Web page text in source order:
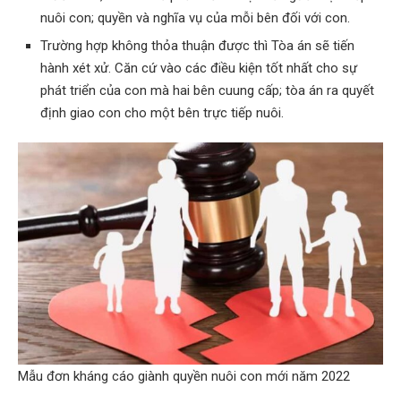
nuôi con; quyền và nghĩa vụ của mỗi bên đối với con.
Trường hợp không thỏa thuận được thì Tòa án sẽ tiến
hành xét xử. Căn cứ vào các điều kiện tốt nhất cho sự
phát triển của con mà hai bên cuung cấp; tòa án ra quyết
định giao con cho một bên trực tiếp nuôi.
Mẫu đơn kháng cáo giành quyền nuôi con mới năm 2022